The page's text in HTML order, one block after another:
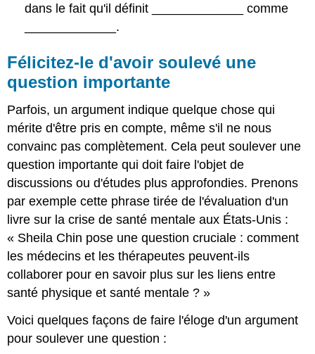
dans le fait qu'il définit _____________ comme
_____________.
Félicitez-le d'avoir soulevé une
question importante
Parfois, un argument indique quelque chose qui
mérite d'être pris en compte, même s'il ne nous
convainc pas complètement. Cela peut soulever une
question importante qui doit faire l'objet de
discussions ou d'études plus approfondies. Prenons
par exemple cette phrase tirée de l'évaluation d'un
livre sur la crise de santé mentale aux États-Unis :
« Sheila Chin pose une question cruciale : comment
les médecins et les thérapeutes peuvent-ils
collaborer pour en savoir plus sur les liens entre
santé physique et santé mentale ? »
Voici quelques façons de faire l'éloge d'un argument
pour soulever une question :